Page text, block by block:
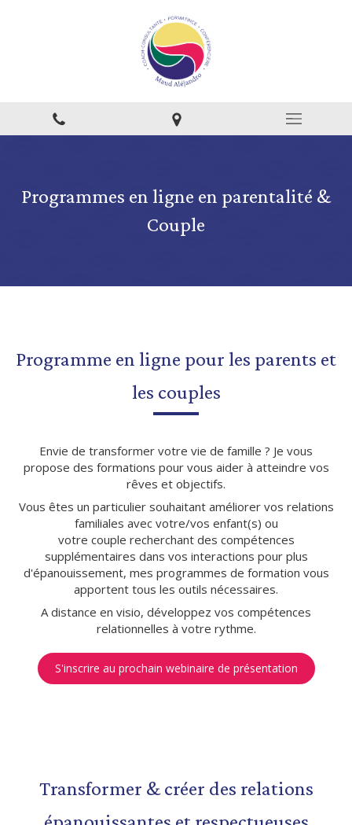
Programmes en ligne en parentalité &
Couple
Programme en ligne pour les parents et
les couples
Envie de transformer votre vie de famille ? Je vous
propose des formations pour vous aider à atteindre vos
rêves et objectifs.
Vous êtes un particulier souhaitant améliorer vos relations
familiales avec votre/vos enfant(s) ou
votre couple recherchant des compétences
supplémentaires dans vos interactions pour plus
d'épanouissement, mes programmes de formation vous
apportent tous les outils nécessaires.
A distance en visio, développez vos compétences
relationnelles à votre rythme.
S'inscrire au prochain webinaire de présentation
Transformer & créer des relations